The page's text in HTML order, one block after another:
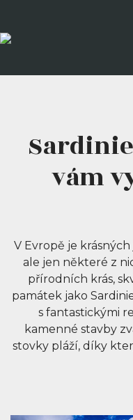
vám
V Evropě je
ale jen některé z
přírodních krás,
památek jako
s fantastickými
kamenné stavby
stovky pláží, díky